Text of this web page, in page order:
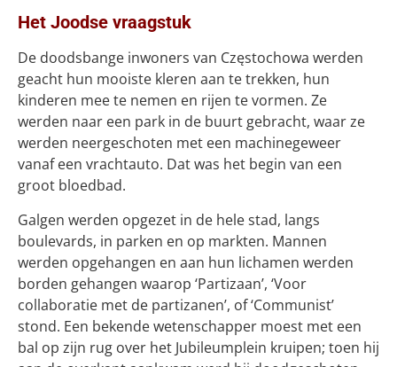
Het Joodse vraagstuk
De doodsbange inwoners van Częstochowa werden
geacht hun mooiste kleren aan te trekken, hun
kinderen mee te nemen en rijen te vormen. Ze
werden naar een park in de buurt gebracht, waar ze
werden neergeschoten met een machinegeweer
vanaf een vrachtauto. Dat was het begin van een
groot bloedbad.
Galgen werden opgezet in de hele stad, langs
boulevards, in parken en op markten. Mannen
werden opgehangen en aan hun lichamen werden
borden gehangen waarop ‘Partizaan’, ‘Voor
collaboratie met de partizanen’, of ‘Communist’
stond. Een bekende wetenschapper moest met een
bal op zijn rug over het Jubileumplein kruipen; toen hij